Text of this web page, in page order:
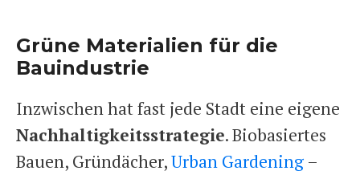
Grüne Materialien für die
Bauindustrie
Inzwischen hat fast jede Stadt eine eigene
Nachhaltigkeitsstrategie. Biobasiertes
Bauen, Gründächer,Urban Gardening –